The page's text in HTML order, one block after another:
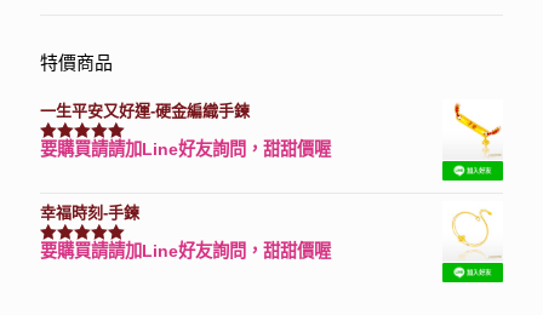
特價商品
一生平安又好運-硬金編織手鍊
評分7740滿分 5
要購買請請加Line好友詢問，甜甜價喔
幸福時刻-手鍊
評分3150滿分 5
要購買請請加Line好友詢問，甜甜價喔